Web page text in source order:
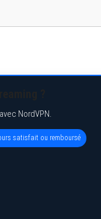
NordVPN.
satisfait ou remboursé